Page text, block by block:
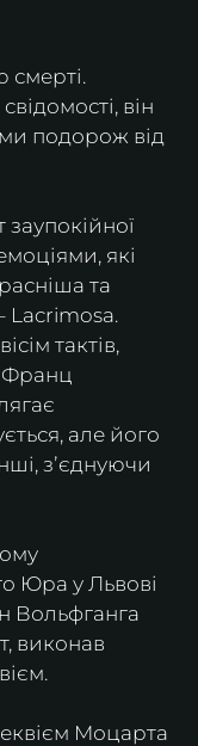
смерті.
він
подорож від
які
та
Lacrimosa.
тактів,
Франц
але його
зʼєднуючи
Юра у Львові
Вольфганга
виконав
Моцарта